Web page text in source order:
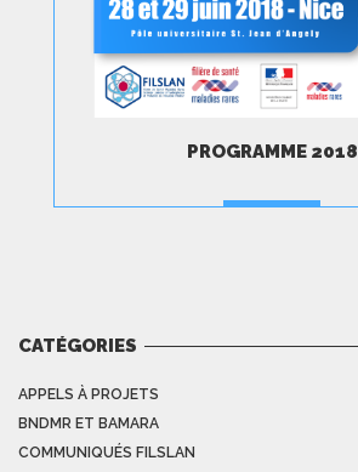
PROGRAMME 2018
CATÉGORIES
APPELS À PROJETS
BNDMR ET BAMARA
COMMUNIQUÉS FILSLAN